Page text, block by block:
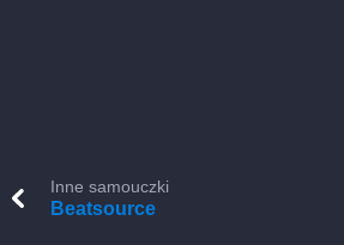
Inne samouczki
Beatsource